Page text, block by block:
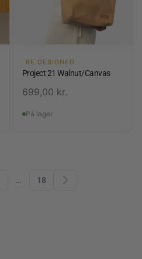
RE:DESIGNED
Project 21 Walnut/Canvas
699,00 kr.
På lager
… 18